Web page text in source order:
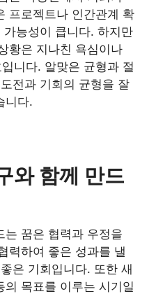
프로젝트나 인간관계 확
능성이 큽니다. 하지만
황은 지나친 욕심이나
니다. 알맞은 균형과 절
전과 기회의 균형을 잘
니다.
와 함께 만드
는 꿈은 협력과 우정을
력하여 좋은 성과를 낼
은 기회입니다. 또한 새
의 목표를 이루는 시기일